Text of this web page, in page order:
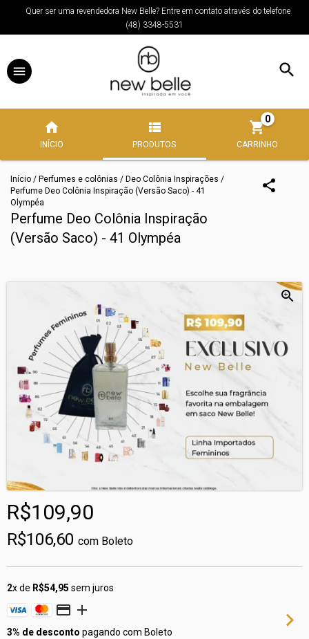
Quer ser uma revendedora New Belle? Entre em contato através do telefone
(48) 3348-5531
INÍCIO PRODUTOS CARRINHO
0
Início / Perfumes e colônias / Deo Colônia Inspirações /
Perfume Deo Colônia Inspiração (Versão Saco) - 41
Olympéa
Perfume Deo Colônia Inspiração
(Versão Saco) - 41 Olympéa
R$109,90
R$106,60 com Boleto
2x de R$54,95 sem juros
3% de desconto pagando com Boleto